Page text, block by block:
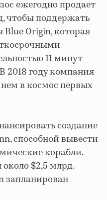
ежегодно продает
чтобы поддержать
Origin, которая
11 минут
2018 году компания
в космос первых
создание
способной вывести
корабли.
$2,5 млрд.
запланирован